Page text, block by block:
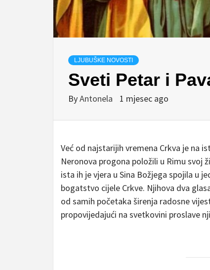
LJUBUŠKE NOVOSTI
Sveti Petar i
ByAntonela 1 mjesec ago
Već od najstarijih vremena Crkva je na
Neronova progona položili u Rimu svoj
ista ih je vjera u Sina Božjega spojila u
bogatstvo cijele Crkve. Njihova dva
od samih početaka širenja radosne
propovijedajući na svetkovini proslave